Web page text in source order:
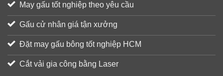
May gấu tốt nghiệp theo yêu cầu
Gấu cử nhân giá tận xưởng
Đặt may gấu bông tốt nghiệp HCM
Cắt vải gia công bằng Laser